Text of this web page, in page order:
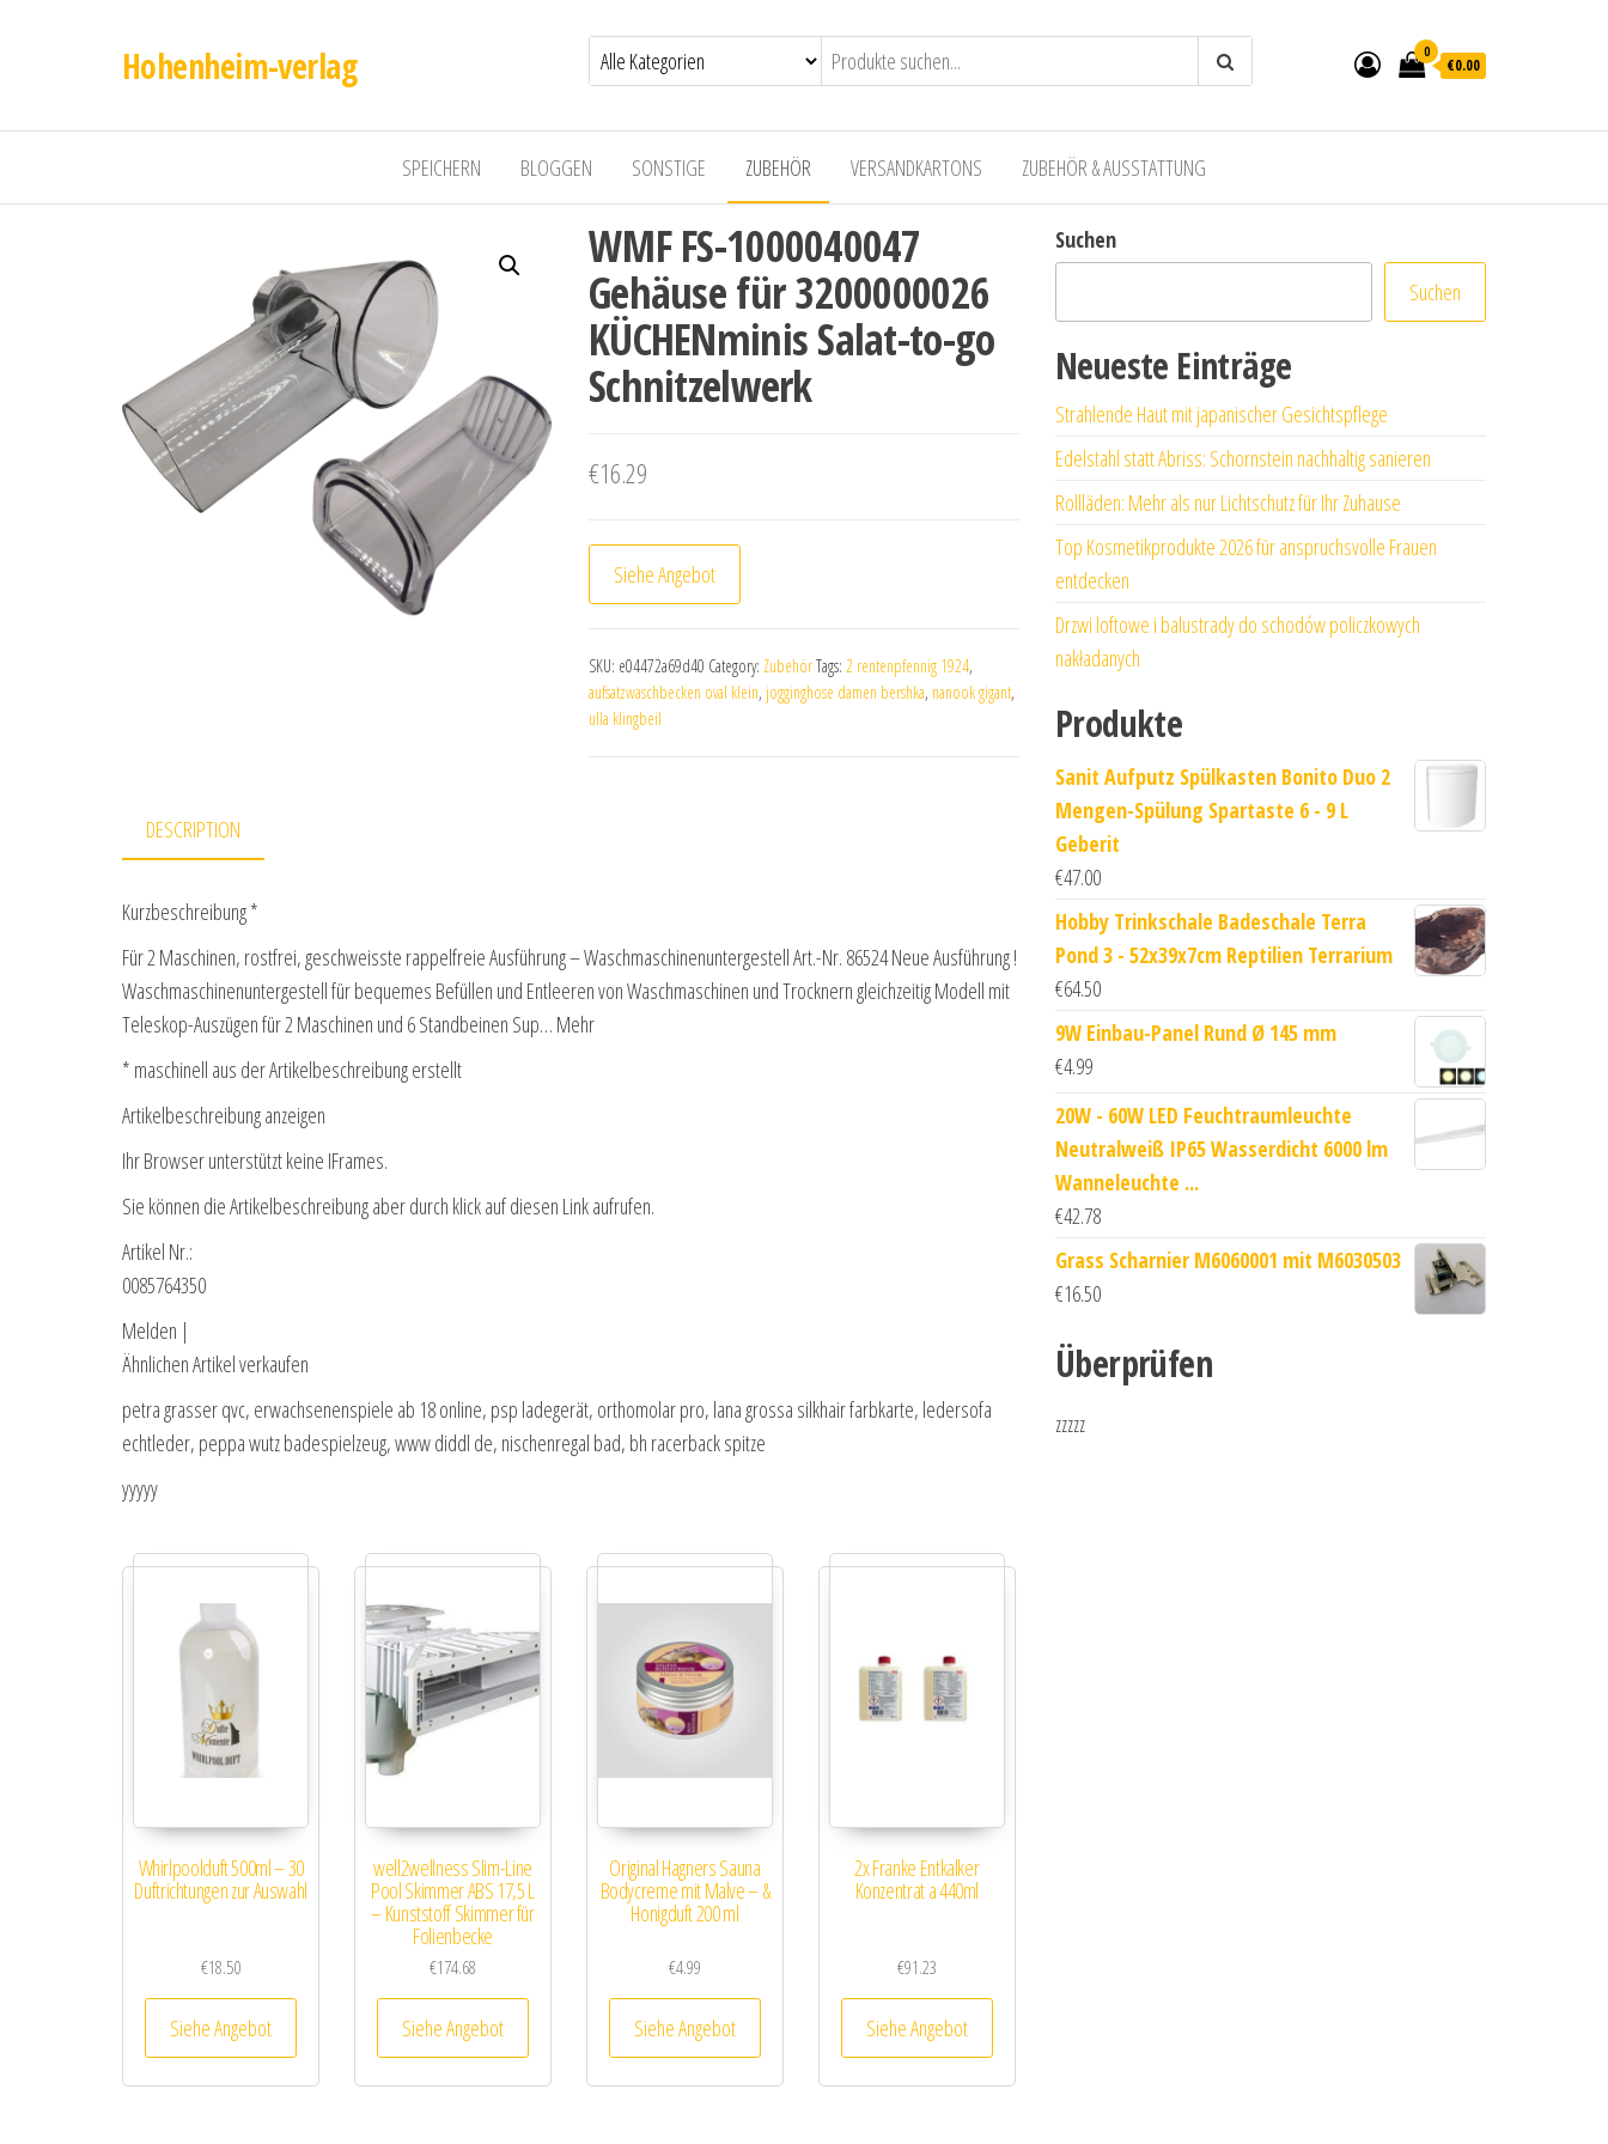
Hohenheim-verlag 0
€0.00
SPEICHERN BLOGGEN SONSTIGE ZUBEHÖR VERSANDKARTONS ZUBEHÖR & AUSSTATTUNG
WMF FS-1000040047
Gehäuse für 3200000026
KÜCHENminis Salat-to-go
Schnitzelwerk
€16.29
Siehe Angebot
SKU: e04472a69d40 Category: ZubehörTags: 2 rentenpfennig 1924,
aufsatzwaschbecken oval klein, jogginghose damen bershka, nanook gigant,
ulla klingbeil
DESCRIPTION
Kurzbeschreibung *
Für 2 Maschinen, rostfrei, geschweisste rappelfreie Ausführung – Waschmaschinenuntergestell Art.-Nr. 86524 Neue Ausführung !
Waschmaschinenuntergestell für bequemes Befüllen und Entleeren von Waschmaschinen und Trocknern gleichzeitig Modell mit
Teleskop-Auszügen für 2 Maschinen und 6 Standbeinen Sup… Mehr
* maschinell aus der Artikelbeschreibung erstellt
Artikelbeschreibung anzeigen
Ihr Browser unterstützt keine IFrames.
Sie können die Artikelbeschreibung aber durch klick auf diesen Link aufrufen.
Artikel Nr.:
0085764350
Melden |
Ähnlichen Artikel verkaufen
petra grasser qvc, erwachsenenspiele ab 18 online, psp ladegerät, orthomolar pro, lana grossa silkhair farbkarte, ledersofa
echtleder, peppa wutz badespielzeug, www diddl de, nischenregal bad, bh racerback spitze
yyyyy
Whirlpoolduft 500ml – 30
Duftrichtungen zur Auswahl
€18.50
Siehe Angebot
well2wellness Slim-Line
Pool Skimmer ABS 17,5 L
– Kunststoff Skimmer für
Folienbecke
€174.68
Siehe Angebot
Original Hagners Sauna
Bodycreme mit Malve – &
Honigduft 200 ml
€4.99
Siehe Angebot
2x Franke Entkalker
Konzentrat a 440ml
€91.23
Siehe Angebot
Suchen
Suchen
Neueste Einträge
Strahlende Haut mit japanischer Gesichtspflege
Edelstahl statt Abriss: Schornstein nachhaltig sanieren
Rollläden: Mehr als nur Lichtschutz für Ihr Zuhause
Top Kosmetikprodukte 2026 für anspruchsvolle Frauen
entdecken
Drzwi loftowe i balustrady do schodów policzkowych
nakładanych
Produkte
Sanit Aufputz Spülkasten Bonito Duo 2
Mengen-Spülung Spartaste 6 - 9 L
Geberit
€47.00
Hobby Trinkschale Badeschale Terra
Pond 3 - 52x39x7cm Reptilien Terrarium
€64.50
9W Einbau-Panel Rund Ø 145 mm
€4.99
20W - 60W LED Feuchtraumleuchte
Neutralweiß IP65 Wasserdicht 6000 lm
Wanneleuchte ...
€42.78
Grass Scharnier M6060001 mit M6030503
€16.50
Überprüfen
zzzzz